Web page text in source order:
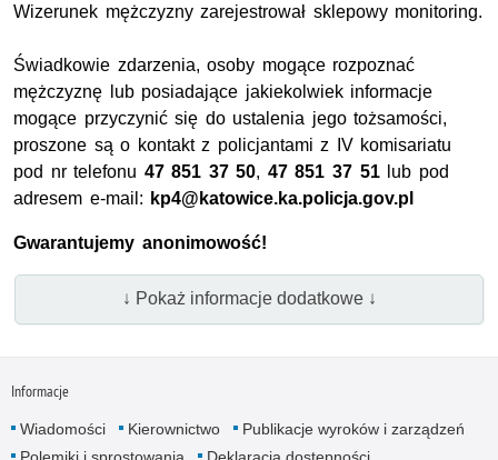
Wizerunek mężczyzny zarejestrował sklepowy monitoring.
Świadkowie zdarzenia, osoby mogące rozpoznać
mężczyznę lub posiadające jakiekolwiek informacje
mogące przyczynić się do ustalenia jego tożsamości,
proszone są o kontakt z policjantami z IV komisariatu
pod nrtelefonu 47 851 37 50, 47 851 37 51lub pod
adresem e-mail: kp4@katowice.ka.policja.gov.pl
Gwarantujemy anonimowość!
↓ Pokaż informacje dodatkowe ↓
Informacje
Wiadomości Kierownictwo
Publikacje wyroków i zarządzeń